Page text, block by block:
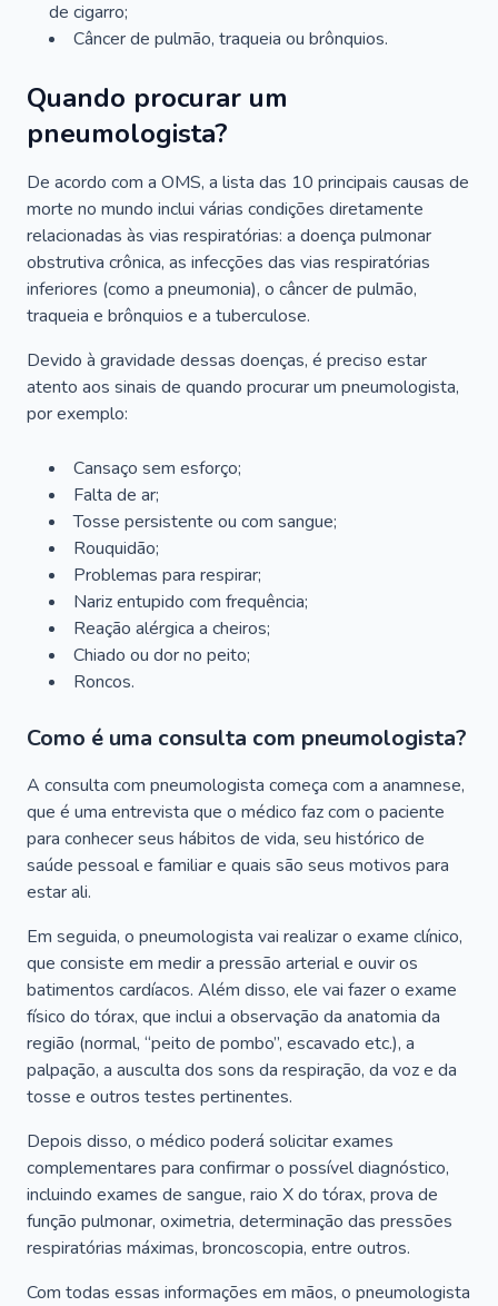
de cigarro;
Câncer de pulmão, traqueia ou brônquios.
Quando procurar um
pneumologista?
De acordo com a OMS, a lista das 10 principais causas de
morte no mundo inclui várias condições diretamente
relacionadas às vias respiratórias: a doença pulmonar
obstrutiva crônica, as infecções das vias respiratórias
inferiores (como a pneumonia), o câncer de pulmão,
traqueia e brônquios e a tuberculose.
Devido à gravidade dessas doenças, é preciso estar
atento aos sinais de quando procurar um pneumologista,
por exemplo:
Cansaço sem esforço;
Falta de ar;
Tosse persistente ou com sangue;
Rouquidão;
Problemas para respirar;
Nariz entupido com frequência;
Reação alérgica a cheiros;
Chiado ou dor no peito;
Roncos.
Como é uma consulta com pneumologista?
A consulta com pneumologista começa com a anamnese,
que é uma entrevista que o médico faz com o paciente
para conhecer seus hábitos de vida, seu histórico de
saúde pessoal e familiar e quais são seus motivos para
estar ali.
Em seguida, o pneumologista vai realizar o exame clínico,
que consiste em medir a pressão arterial e ouvir os
batimentos cardíacos. Além disso, ele vai fazer o exame
físico do tórax, que inclui a observação da anatomia da
região (normal, “peito de pombo”, escavado etc.), a
palpação, a ausculta dos sons da respiração, da voz e da
tosse e outros testes pertinentes.
Depois disso, o médico poderá solicitar exames
complementares para confirmar o possível diagnóstico,
incluindo exames de sangue, raio X do tórax, prova de
função pulmonar, oximetria, determinação das pressões
respiratórias máximas, broncoscopia, entre outros.
Com todas essas informações em mãos, o pneumologista